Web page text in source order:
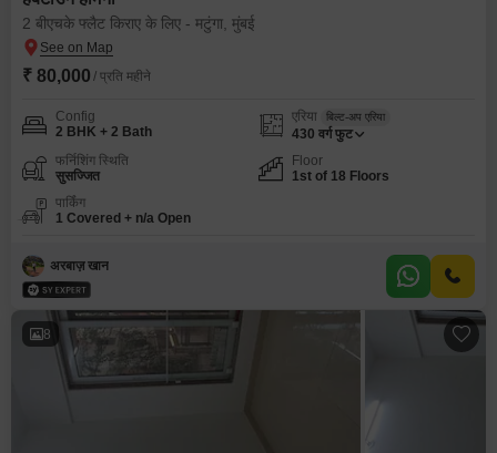
2 बीएचके फ्लैट किराए के लिए - मटुंगा, मुंबई
₹ 80,000 / प्रति महीने
Config
2 BHK + 2 Bath
एरिया बिल्ट-अप एरिया
430 वर्ग फुट
फर्निशिंग स्थिति
सुसज्जित
Floor
1st of 18 Floors
पार्किंग
1 Covered + n/a Open
अरबाज़ खान
8